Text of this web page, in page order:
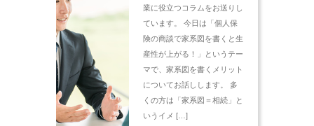
業に役立つコラムをお送りし
ています。 今日は「個人保
険の商談で家系図を書くと生
産性が上がる！」というテー
マで、家系図を書くメリット
についてお話しします。 多
くの方は「家系図＝相続」と
いうイメ […]